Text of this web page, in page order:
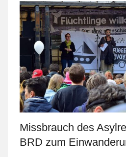
Missbrauch des
BRD zum